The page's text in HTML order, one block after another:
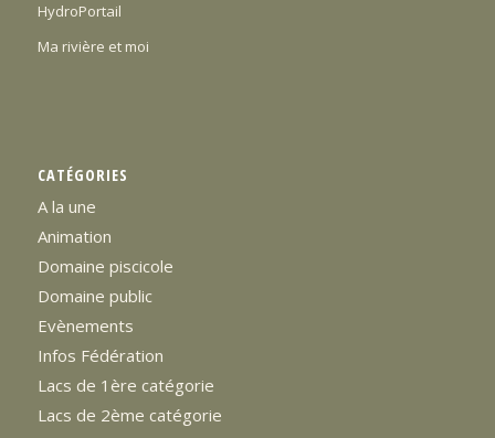
HydroPortail
Ma rivière et moi
CATÉGORIES
A la une
Animation
Domaine piscicole
Domaine public
Evènements
Infos Fédération
Lacs de 1ère catégorie
Lacs de 2ème catégorie